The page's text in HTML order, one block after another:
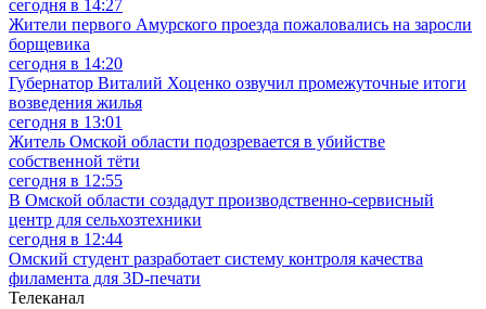
сегодня в 14:27
Жители первого Амурского проезда пожаловались на заросли
борщевика
сегодня в 14:20
Губернатор Виталий Хоценко озвучил промежуточные итоги
возведения жилья
сегодня в 13:01
Житель Омской области подозревается в убийстве
собственной тёти
сегодня в 12:55
В Омской области создадут производственно-сервисный
центр для сельхозтехники
сегодня в 12:44
Омский студент разработает систему контроля качества
филамента для 3D-печати
Телеканал